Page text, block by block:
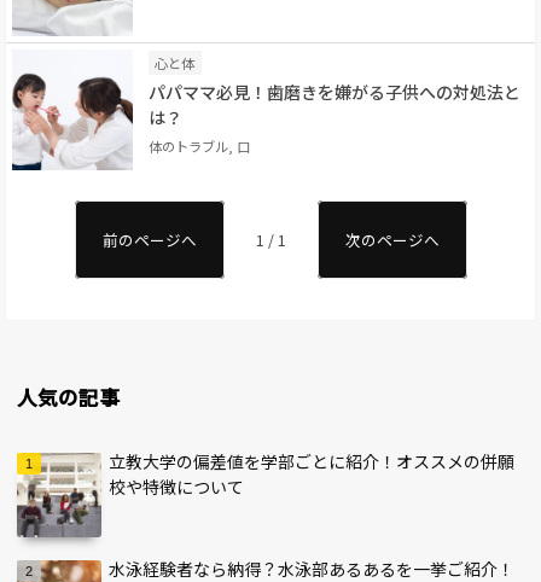
心と体
パパママ必見！歯磨きを嫌がる子供への対処法と
は？
体のトラブル, 口
前のページへ 1 / 1 次のページへ
人気の記事
立教大学の偏差値を学部ごとに紹介！オススメの併願
校や特徴について
水泳経験者なら納得？水泳部あるあるを一挙ご紹介！